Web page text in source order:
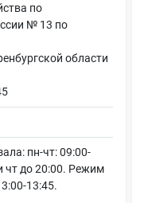
по
№ 13 по
области
пн-чт: 09:00-
чт до 20:00. Режим
13:45.